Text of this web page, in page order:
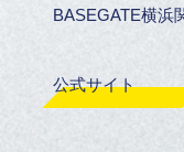
BASEGATE横浜
公式サイト